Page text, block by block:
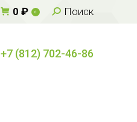
0 ₽ 0 Поиск:
Поиск
+7 (812) 702-46-86